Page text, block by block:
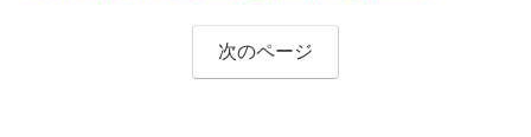
次のページ